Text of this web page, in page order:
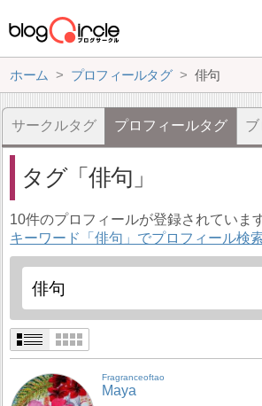
ホーム プロフィールタグ 俳句
サークルタグ プロフィールタグ
タグ 俳句
10件のプロフィールが登録されています
キーワード「俳句」でプロフィール検
Fragranceoftao
Maya